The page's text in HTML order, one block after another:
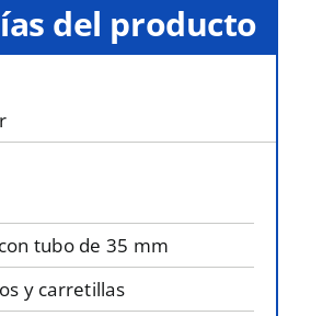
del producto
tubo de 35 mm
y carretillas